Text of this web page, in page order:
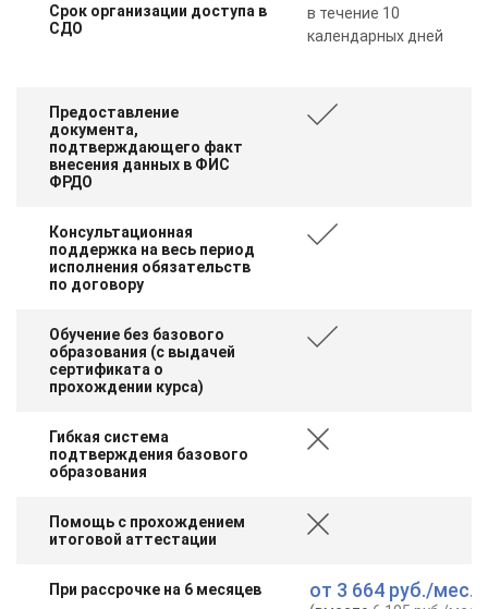
Срок организации доступа в
СДО
в течение 10
календарных дней
Предоставление
документа,
подтверждающего факт
внесения данных в ФИС
ФРДО
Консультационная
поддержка на весь период
исполнения обязательств
по договору
Обучение без базового
образования (с выдачей
сертификата о
прохождении курса)
Гибкая система
подтверждения базового
образования
Помощь с прохождением
итоговой аттестации
При рассрочке на 6 месяцев от 3 664 руб./мес.